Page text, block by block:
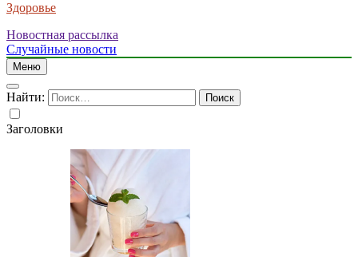
Здоровье
Новостная рассылка
Случайные новости
Меню
Найти:
Заголовки